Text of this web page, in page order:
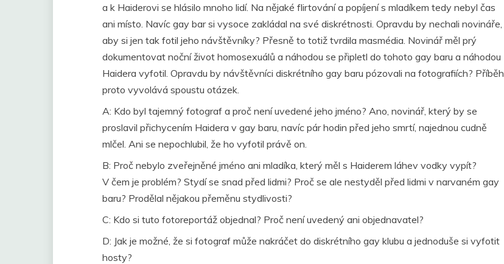
a k Haiderovi se hlásilo mnoho lidí. Na nějaké flirtování a popíjení s mladíkem tedy nebyl čas
ani místo. Navíc gay bar si vysoce zakládal na své diskrétnosti. Opravdu by nechali novináře,
aby si jen tak fotil jeho návštěvníky? Přesně to totiž tvrdila masmédia. Novinář měl prý
dokumentovat noční život homosexuálů a náhodou se připletl do tohoto gay baru a náhodou
Haidera vyfotil. Opravdu by návštěvníci diskrétního gay baru pózovali na fotografiích? Příběh
proto vyvolává spoustu otázek.
A: Kdo byl tajemný fotograf a proč není uvedené jeho jméno? Ano, novinář, který by se
proslavil přichycením Haidera v gay baru, navíc pár hodin před jeho smrtí, najednou cudně
mlčel. Ani se nepochlubil, že ho vyfotil právě on.
B: Proč nebylo zveřejněné jméno ani mladíka, který měl s Haiderem láhev vodky vypít?
V čem je problém? Stydí se snad před lidmi? Proč se ale nestyděl před lidmi v narvaném gay
baru? Prodělal nějakou přeměnu stydlivosti?
C: Kdo si tuto fotoreportáž objednal? Proč není uvedený ani objednavatel?
D: Jak je možné, že si fotograf může nakráčet do diskrétního gay klubu a jednoduše si vyfotit
hosty?